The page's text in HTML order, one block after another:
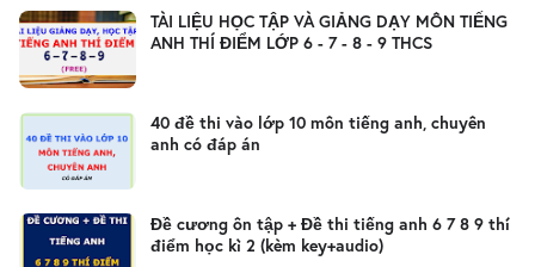
TÀI LIỆU HỌC TẬP VÀ GIẢNG DẠY MÔN TIẾNG
ANH THÍ ĐIỂM LỚP 6 - 7 - 8 - 9 THCS
40 đề thi vào lớp 10 môn tiếng anh, chuyên
anh có đáp án
Đề cương ôn tập + Đề thi tiếng anh 6 7 8 9 thí
điểm học kì 2 (kèm key+audio)